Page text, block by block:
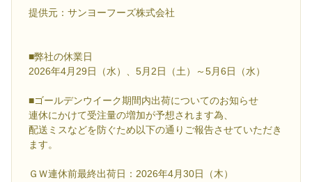
提供元：サンヨーフーズ株式会社
■弊社の休業日
2026年4月29日（水）、5月2日（土）～5月6日（水）
■ゴールデンウイーク期間内出荷についてのお知らせ
連休にかけて受注量の増加が予想されます為、
配送ミスなどを防ぐため以下の通りご報告させていただき
ます。
ＧＷ連休前最終出荷日：2026年4月30日（木）